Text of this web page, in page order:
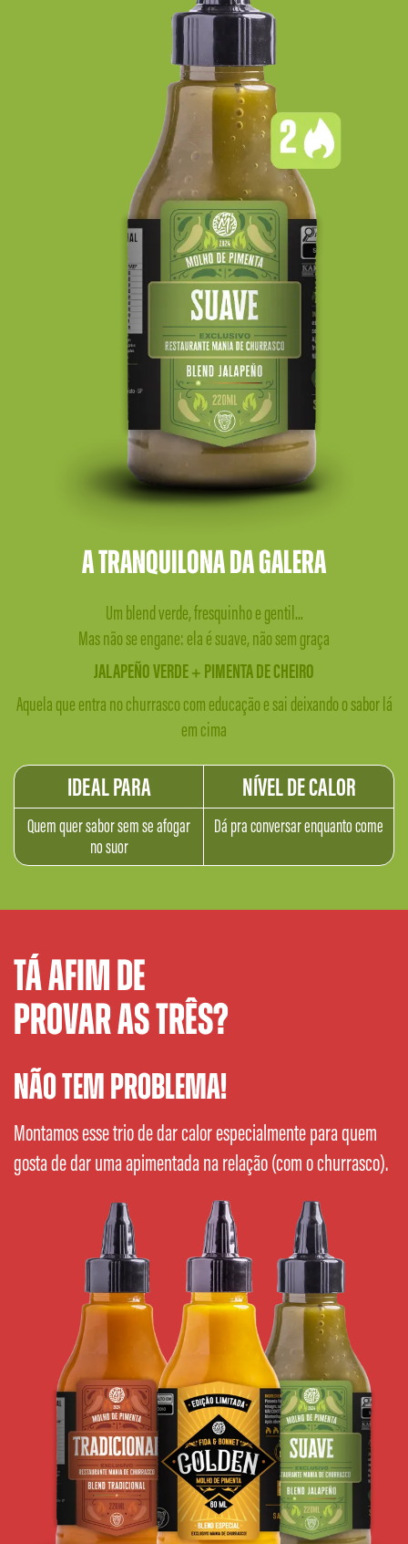
A tranquilonada galera
Um blend verde, fresquinho e gentil...
Mas não se engane: ela é suave, não sem graça
JALAPEÑO VERDE +PIMENTA DE CHEIRO
Aquela que entra no churrasco com educação e sai deixando o sabor lá
em cima
IDEALPARA
Quem quer sabor sem se afogar
no suor
NÍVEL DE CALOR
Dá pra conversarenquanto come
Tá afim de
provar as três?
Não tem problema!
Montamos esse trio de dar calor especialmente para quem
gosta de dar uma apimentada na relação (com o churrasco).